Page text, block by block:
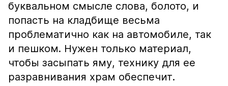
буквальном смысле слова, болото, и
попасть на кладбище весьма
проблематично как на автомобиле, так
и пешком. Нужен только материал,
чтобы засыпать яму, технику для ее
разравнивания храм обеспечит.